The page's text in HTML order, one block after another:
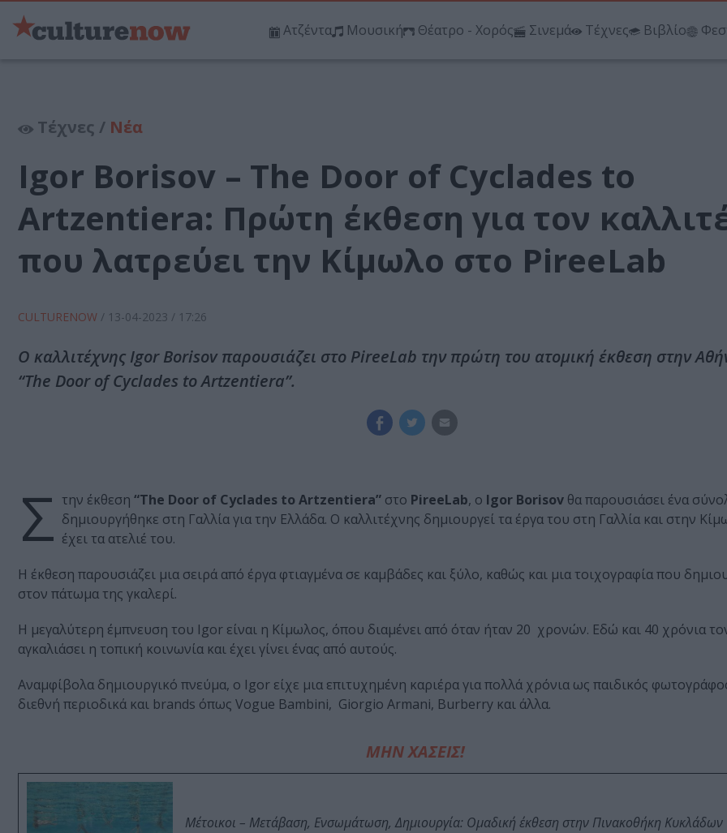
Ατζέντα Μουσική Θέατρο - Χορός Σινεμά Τέχνες Βιβλίο
Τέχνες / Νέα
Igor Borisov – The Door of Cyclades to
Artzentiera: Πρώτη έκθεση για τον
που λατρεύει την Κίμωλο στο PireeLab
CULTURENOW / 13-04-2023 / 17:26
Ο καλλιτέχνης Igor Borisov παρουσιάζει στο PireeLab την πρώτη του ατομική έκθεση στην
“The Door of Cyclades to Artzentiera”.
Σ την έκθεση “The Door of Cyclades to Artzentiera” στο PireeLab, ο Igor Borisov θα παρουσιάσει ένα
δημιουργήθηκε στη Γαλλία για την Ελλάδα. Ο καλλιτέχνης δημιουργεί τα έργα του στη Γαλλία και στην
έχει τα ατελιέ του.
Η έκθεση παρουσιάζει μια σειρά από έργα φτιαγμένα σε καμβάδες και ξύλο, καθώς και μια τοιχογραφία που
στον πάτωμα της γκαλερί.
Η μεγαλύτερη έμπνευση του Igor είναι η Κίμωλος, όπου διαμένει από όταν ήταν 20 χρονών. Εδώ και 40 χρόνια
αγκαλιάσει η τοπική κοινωνία και έχει γίνει ένας από αυτούς.
Αναμφίβολα δημιουργικό πνεύμα, ο Igor είχε μια επιτυχημένη καριέρα για πολλά χρόνια ως παιδικός
διεθνή περιοδικά και brands όπως Vogue Bambini, Giorgio Armani, Burberry και άλλα.
ΜΗΝ ΧΑΣΕΙΣ!
Μέτοικοι – Μετάβαση, Ενσωμάτωση, Δημιουργία: Ομαδική έκθεση στην Πινακοθήκη Κυκλάδων